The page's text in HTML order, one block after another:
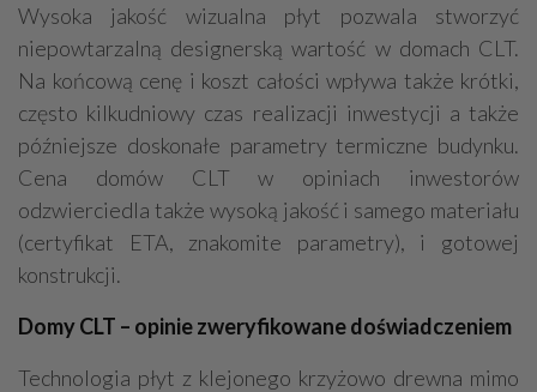
Wysoka jakość wizualna płyt pozwala stworzyć
niepowtarzalną designerską wartość w domach CLT.
Na końcową cenę i koszt całości wpływa także krótki,
często kilkudniowy czas realizacji inwestycji a także
późniejsze doskonałe parametry termiczne budynku.
Cena domów CLT w opiniach inwestorów
odzwierciedla także wysoką jakość i samego materiału
(certyfikat ETA, znakomite parametry), i gotowej
konstrukcji.
Domy CLT – opinie zweryfikowane doświadczeniem
Technologia płyt z klejonego krzyżowo drewna mimo